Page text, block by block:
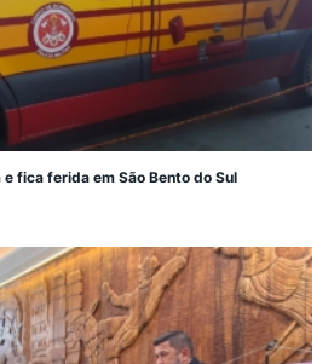
fica ferida em São Bento do Sul